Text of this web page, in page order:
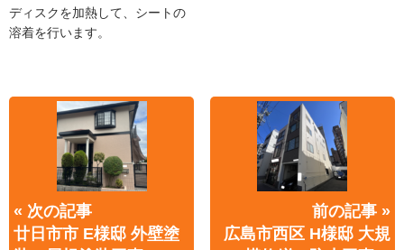
ディスクを加熱して、シートの
溶着を行います。
« 次の記事
廿日市市 E様邸 外壁塗
前の記事 »
広島市西区 H様邸 大規